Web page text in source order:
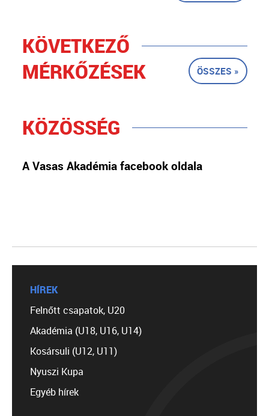
KÖVETKEZŐ
MÉRKŐZÉSEK
ÖSSZES »
KÖZÖSSÉG
A Vasas Akadémia facebook oldala
HÍREK
Felnőtt csapatok, U20
Akadémia (U18, U16, U14)
Kosársuli (U12, U11)
Nyuszi Kupa
Egyéb hírek